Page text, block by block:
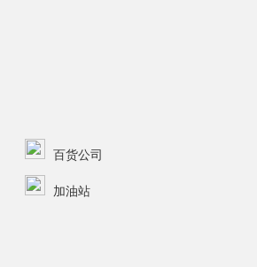
百货公司
加油站